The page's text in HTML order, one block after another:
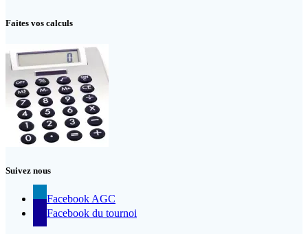
Faites vos calculs
Suivez nous
Facebook AGC
Facebook du tournoi